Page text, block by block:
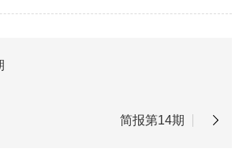
简报第14期